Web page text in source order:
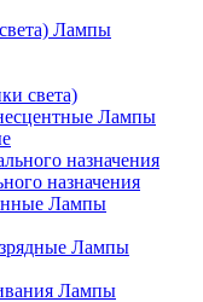
Лампы
света)
Лампы
назначения
Лампы
Лампы
Лампы